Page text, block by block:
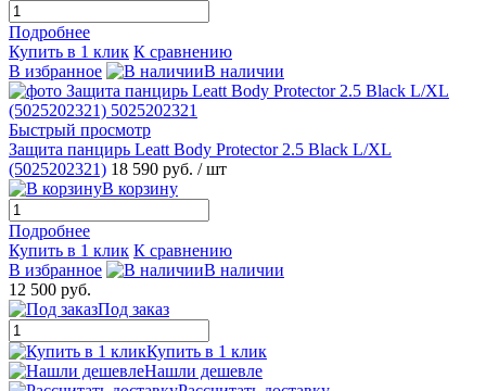
Подробнее
Купить в 1 клик К сравнению
В избранное
В наличии
Быстрый просмотр
Защита панцирь Leatt Body Protector 2.5 Black L/XL
(5025202321) 18 590 руб. / шт
В корзину
Подробнее
Купить в 1 клик К сравнению
В избранное
В наличии
12 500 руб.
Под заказ
Купить в 1 клик
Нашли дешевле